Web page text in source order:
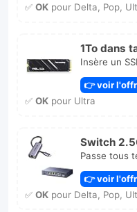
✅ OKpour Delta, Pop,
1To dans
Insère un
👉 voir
✅ OKpour Ultra
Switch
Passe tous
👉 voir
✅ OKpour Delta, Pop,